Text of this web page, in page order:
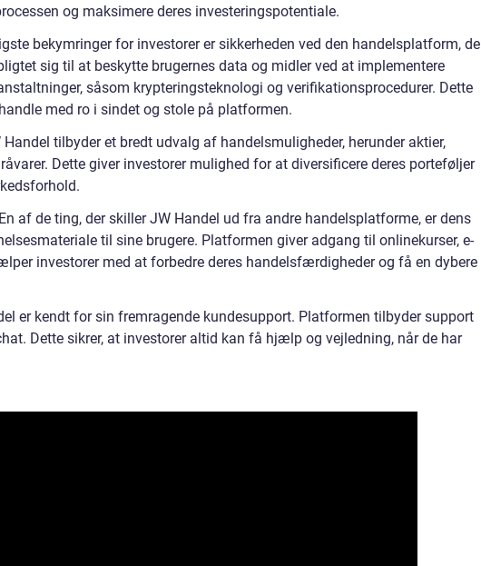
og maksimere deres investeringspotentiale.
bekymringer for investorer er sikkerheden ved den handelsplatform, de
sig til at beskytte brugernes data og midler ved at implementere
såsom krypteringsteknologi og verifikationsprocedurer. Dette
med ro i sindet og stole på platformen.
tilbyder et bredt udvalg af handelsmuligheder, herunder aktier,
Dette giver investorer mulighed for at diversificere deres porteføljer
af de ting, der skiller JW Handel ud fra andre handelsplatforme, er dens
til sine brugere. Platformen giver adgang til onlinekurser, e-
investorer med at forbedre deres handelsfærdigheder og få en dybere
er kendt for sin fremragende kundesupport. Platformen tilbyder support
Dette sikrer, at investorer altid kan få hjælp og vejledning, når de har